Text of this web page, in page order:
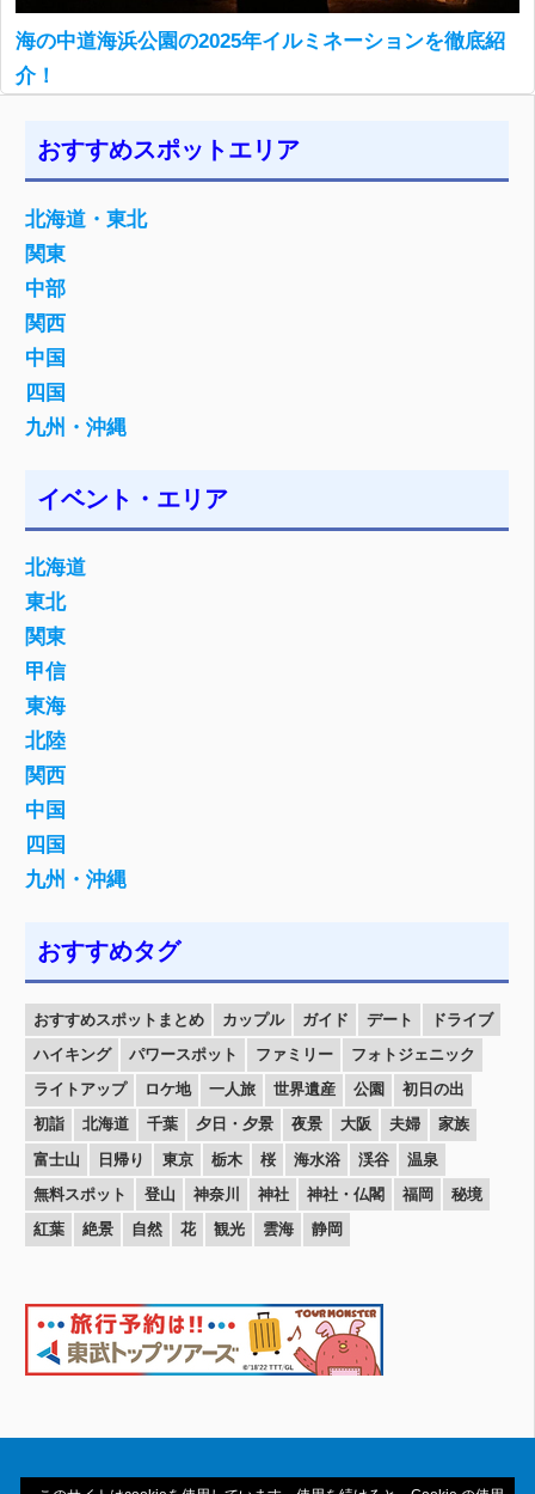
海の中道海浜公園の2025年イルミネーションを徹底紹
介！
おすすめスポットエリア
北海道・東北
関東
中部
関西
中国
四国
九州・沖縄
イベント・エリア
北海道
東北
関東
甲信
東海
北陸
関西
中国
四国
九州・沖縄
おすすめタグ
おすすめスポットまとめ カップル ガイド デート
ドライブ
ハイキング
パワースポット ファミリー
フォトジェニック
ライトアップ
ロケ地 一人旅 世界遺産 公園
初日の出
初詣
北海道 千葉 夕日・夕景 夜景 大阪 夫婦
家族
富士山
日帰り 東京 栃木 桜 海水浴 渓谷
温泉
無料スポット
登山 神奈川 神社 神社・仏閣 福岡
秘境
紅葉
絶景 自然 花 観光 雲海 静岡